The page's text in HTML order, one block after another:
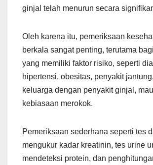
ginjal telah menurun secara
Oleh karena itu, pemeriksaan
berkala sangat penting, terutama
yang memiliki faktor risiko, seperti
hipertensi, obesitas, penyakit
keluarga dengan penyakit ginjal,
kebiasaan merokok.
Pemeriksaan sederhana seperti tes
mengukur kadar kreatinin, tes urine
mendeteksi protein, dan